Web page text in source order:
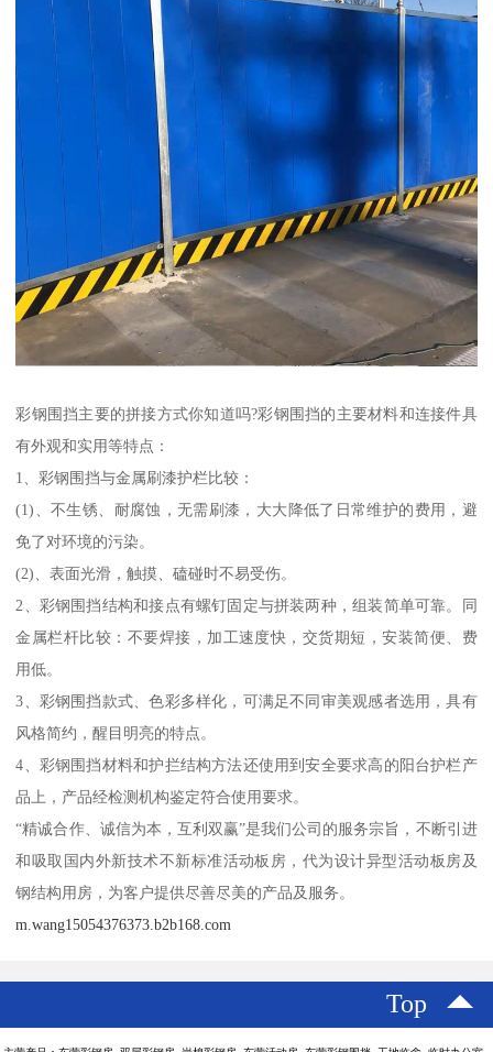
彩钢围挡主要的拼接方式你知道吗?彩钢围挡的主要材料和连接件具
有外观和实用等特点：
1、彩钢围挡与金属刷漆护栏比较：
(1)、不生锈、耐腐蚀，无需刷漆，大大降低了日常维护的费用，避
免了对环境的污染。
(2)、表面光滑，触摸、磕碰时不易受伤。
2、彩钢围挡结构和接点有螺钉固定与拼装两种，组装简单可靠。同
金属栏杆比较：不要焊接，加工速度快，交货期短，安装简便、费
用低。
3、彩钢围挡款式、色彩多样化，可满足不同审美观感者选用，具有
风格简约，醒目明亮的特点。
4、彩钢围挡材料和护拦结构方法还使用到安全要求高的阳台护栏产
品上，产品经检测机构鉴定符合使用要求。
“精诚合作、诚信为本，互利双赢”是我们公司的服务宗旨，不断引进
和吸取国内外新技术不新标准活动板房，代为设计异型活动板房及
钢结构用房，为客户提供尽善尽美的产品及服务。
m.wang15054376373.b2b168.com
Top